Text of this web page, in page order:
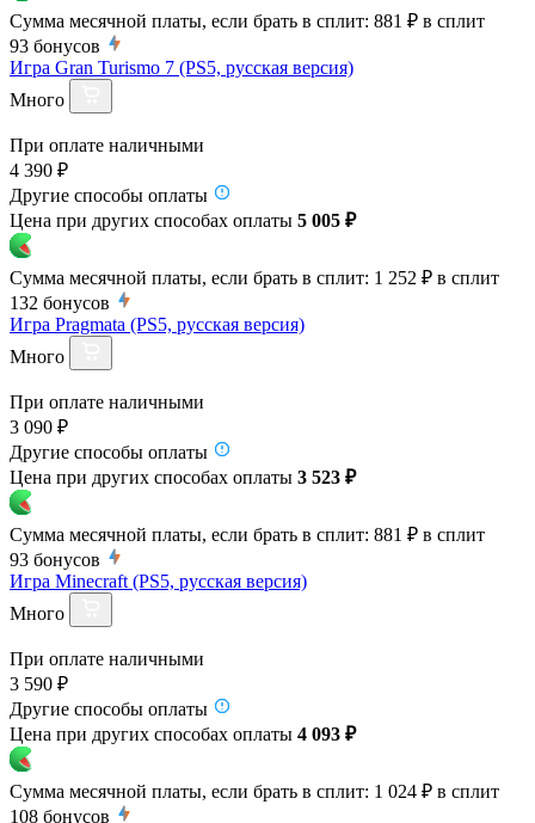
Сумма месячной платы, если брать в сплит: 881 ₽ в сплит
93 бонусов
Игра Gran Turismo 7 (PS5, русская версия)
Много
При оплате наличными
4 390 ₽
Другие способы оплаты
Цена при других способах оплаты 5 005 ₽
Сумма месячной платы, если брать в сплит: 1 252 ₽ в сплит
132 бонусов
Игра Pragmata (PS5, русская версия)
Много
При оплате наличными
3 090 ₽
Другие способы оплаты
Цена при других способах оплаты 3 523 ₽
Сумма месячной платы, если брать в сплит: 881 ₽ в сплит
93 бонусов
Игра Minecraft (PS5, русская версия)
Много
При оплате наличными
3 590 ₽
Другие способы оплаты
Цена при других способах оплаты 4 093 ₽
Сумма месячной платы, если брать в сплит: 1 024 ₽ в сплит
108 бонусов